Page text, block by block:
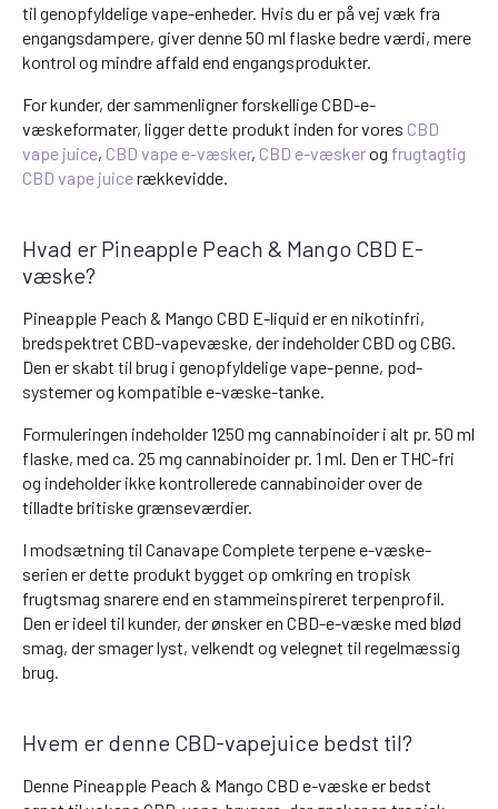
til genopfyldelige vape-enheder. Hvis du er på vej væk fra
engangsdampere, giver denne 50 ml flaske bedre værdi, mere
kontrol og mindre affald end engangsprodukter.
For kunder, der sammenligner forskellige CBD-e-
væskeformater, ligger dette produkt inden for vores CBD
vape juice, CBD vape e-væsker, CBD e-væskerog frugtagtig
CBD vape juicerækkevidde.
Hvad er Pineapple Peach & Mango CBD E-
væske?
Pineapple Peach & Mango CBD E-liquid er en nikotinfri,
bredspektret CBD-vapevæske, der indeholder CBD og CBG.
Den er skabt til brug i genopfyldelige vape-penne, pod-
systemer og kompatible e-væske-tanke.
Formuleringen indeholder 1250 mg cannabinoider i alt pr. 50 ml
flaske, med ca. 25 mg cannabinoider pr. 1 ml. Den er THC-fri
og indeholder ikke kontrollerede cannabinoider over de
tilladte britiske grænseværdier.
I modsætning til Canavape Complete terpene e-væske-
serien er dette produkt bygget op omkring en tropisk
frugtsmag snarere end en stammeinspireret terpenprofil.
Den er ideel til kunder, der ønsker en CBD-e-væske med blød
smag, der smager lyst, velkendt og velegnet til regelmæssig
brug.
Hvem er denne CBD-vapejuice bedst til?
Denne Pineapple Peach & Mango CBD e-væske er bedst